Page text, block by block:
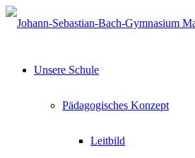
Unsere Schule
Pädagogisches Konzept
Leitbild